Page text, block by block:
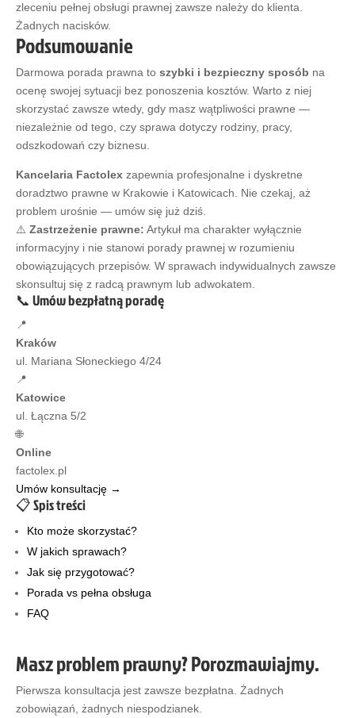
zleceniu pełnej obsługi prawnej zawsze należy do klienta.
Żadnych nacisków.
Podsumowanie
Darmowa porada prawna to szybki i bezpieczny sposób na
ocenę swojej sytuacji bez ponoszenia kosztów. Warto z niej
skorzystać zawsze wtedy, gdy masz wątpliwości prawne —
niezależnie od tego, czy sprawa dotyczy rodziny, pracy,
odszkodowań czy biznesu.
Kancelaria Factolex zapewnia profesjonalne i dyskretne
doradztwo prawne w Krakowie i Katowicach. Nie czekaj, aż
problem urośnie — umów się już dziś.
⚠️ Zastrzeżenie prawne: Artykuł ma charakter wyłącznie
informacyjny i nie stanowi porady prawnej w rozumieniu
obowiązujących przepisów. W sprawach indywidualnych zawsze
skonsultuj się z radcą prawnym lub adwokatem.
📞 Umów bezpłatną poradę
📍
Kraków
ul. Mariana Słoneckiego 4/24
📍
Katowice
ul. Łączna 5/2
🌐
Online
factolex.pl
Umów konsultację →
📋 Spis treści
Kto może skorzystać?
W jakich sprawach?
Jak się przygotować?
Porada vs pełna obsługa
FAQ
Masz problem prawny? Porozmawiajmy.
Pierwsza konsultacja jest zawsze bezpłatna. Żadnych
zobowiązań, żadnych niespodzianek.